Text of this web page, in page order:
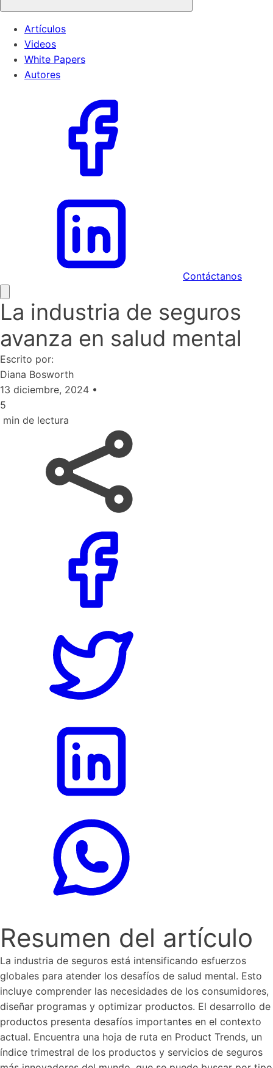
Artículos
Videos
White Papers
Autores
Contáctanos
La industria de seguros
avanza en salud mental
Escrito por:
Diana Bosworth
13 diciembre, 2024 •
5
min de lectura
Resumen del artículo
La industria de seguros está intensificando esfuerzos
globales para atender los desafíos de salud mental. Esto
incluye comprender las necesidades de los consumidores,
diseñar programas y optimizar productos. El desarrollo de
productos presenta desafíos importantes en el contexto
actual. Encuentra una hoja de ruta en Product Trends, un
índice trimestral de los productos y servicios de seguros